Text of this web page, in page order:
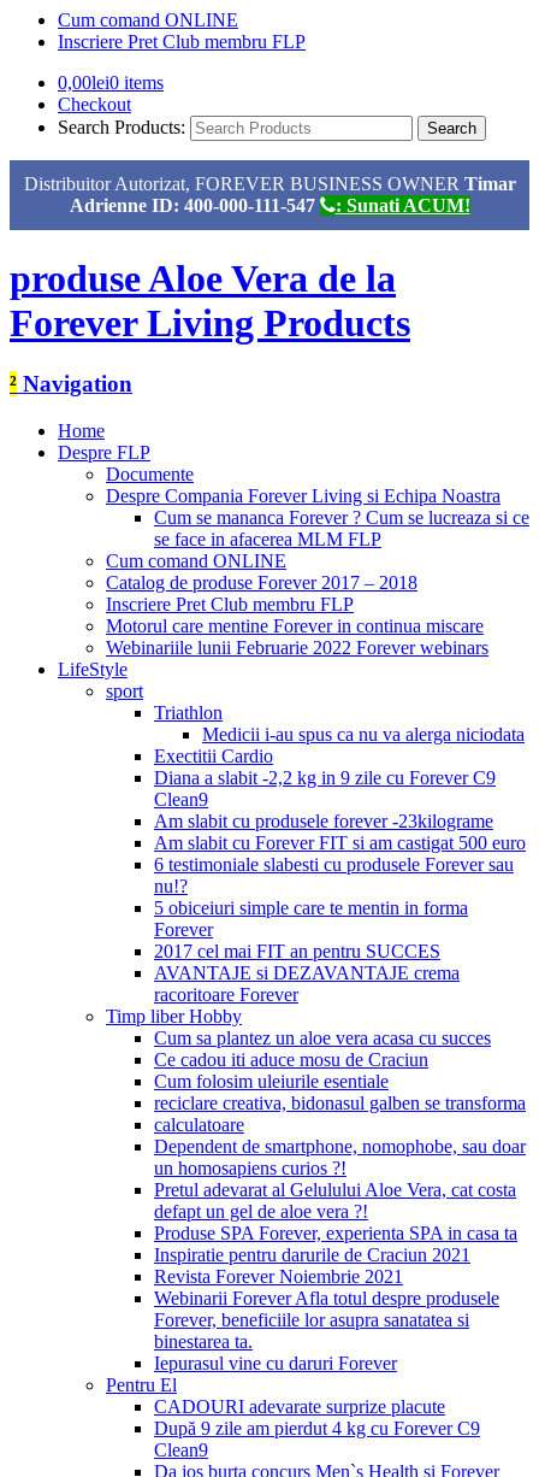
Cum comand ONLINE
Inscriere Pret Club membru FLP
0,00lei0 items
Checkout
Search Products:
Distribuitor Autorizat, FOREVER BUSINESS OWNER Timar
Adrienne ID: 400-000-111-547
: Sunati ACUM!
produse Aloe Vera de la
Forever Living Products
² Navigation
Home
Despre FLP
Documente
Despre Compania Forever Living si Echipa Noastra
Cum se mananca Forever ? Cum se lucreaza si ce
se face in afacerea MLM FLP
Cum comand ONLINE
Catalog de produse Forever 2017 – 2018
Inscriere Pret Club membru FLP
Motorul care mentine Forever in continua miscare
Webinariile lunii Februarie 2022 Forever webinars
LifeStyle
sport
Triathlon
Medicii i-au spus ca nu va alerga niciodata
Exectitii Cardio
Diana a slabit -2,2 kg in 9 zile cu Forever C9
Clean9
Am slabit cu produsele forever -23kilograme
Am slabit cu Forever FIT si am castigat 500 euro
6 testimoniale slabesti cu produsele Forever sau
nu!?
5 obiceiuri simple care te mentin in forma
Forever
2017 cel mai FIT an pentru SUCCES
AVANTAJE si DEZAVANTAJE crema
racoritoare Forever
Timp liber Hobby
Cum sa plantez un aloe vera acasa cu succes
Ce cadou iti aduce mosu de Craciun
Cum folosim uleiurile esentiale
reciclare creativa, bidonasul galben se transforma
calculatoare
Dependent de smartphone, nomophobe, sau doar
un homosapiens curios ?!
Pretul adevarat al Gelulului Aloe Vera, cat costa
defapt un gel de aloe vera ?!
Produse SPA Forever, experienta SPA in casa ta
Inspiratie pentru darurile de Craciun 2021
Revista Forever Noiembrie 2021
Webinarii Forever Afla totul despre produsele
Forever, beneficiile lor asupra sanatatea si
binestarea ta.
Iepurasul vine cu daruri Forever
Pentru El
CADOURI adevarate surprize placute
După 9 zile am pierdut 4 kg cu Forever C9
Clean9
Da jos burta concurs Men`s Health si Forever